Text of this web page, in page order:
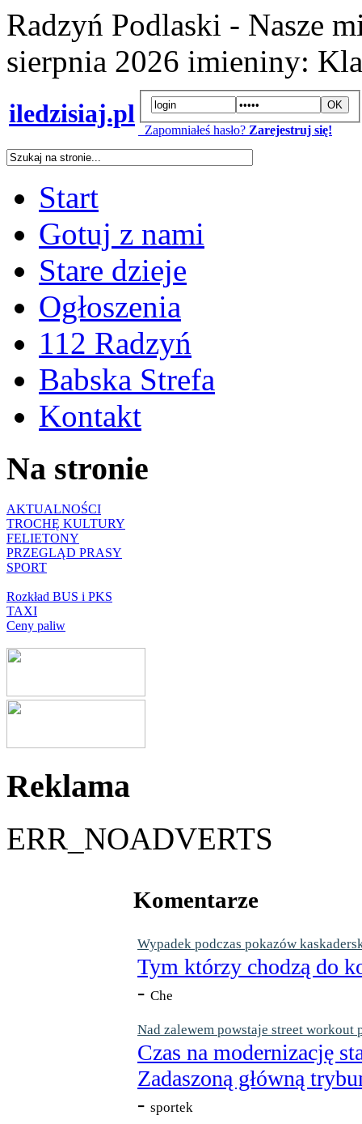
Radzyń Podlaski - Nasze
sierpnia 2026 imieniny:
iledzisiaj.pl
Zapomniałeś hasło? Zarejestruj się!
Start
Gotuj z nami
Stare dzieje
Ogłoszenia
112 Radzyń
Babska Strefa
Kontakt
Na stronie
AKTUALNOŚCI
TROCHĘ KULTURY
FELIETONY
PRZEGLĄD PRASY
SPORT
Rozkład BUS i PKS
TAXI
Ceny paliw
Reklama
ERR_NOADVERTS
Komentarze
Wypadek podczas pokazów
Tym którzy chodzą do
- Che
Nad zalewem powstaje street workout
Czas na modernizację
Zadaszoną główną
- sportek